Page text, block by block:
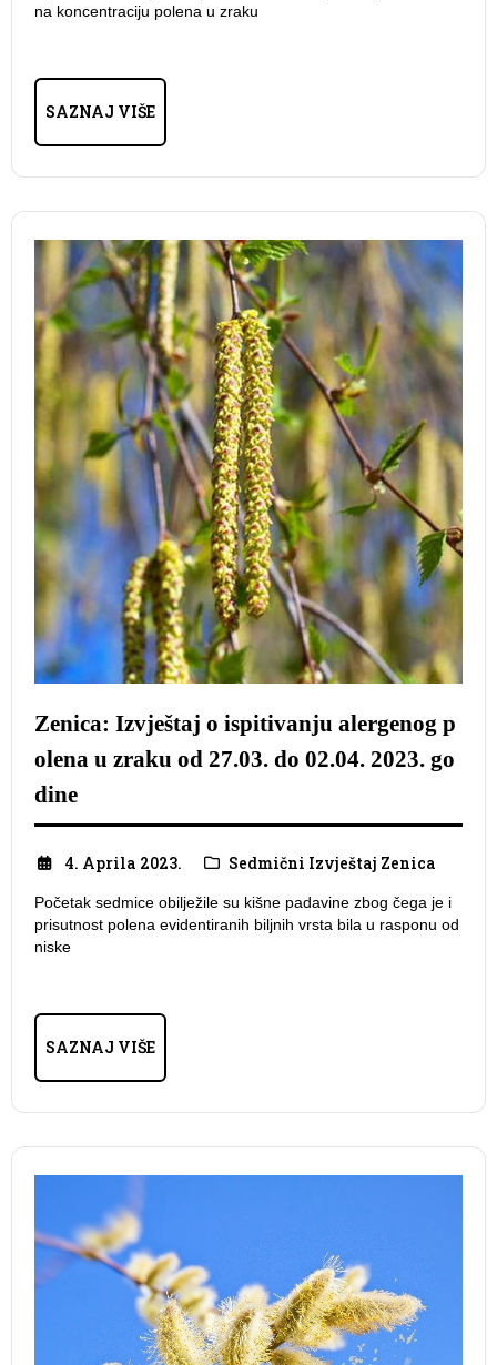
na koncentraciju polena u zraku
SAZNAJ VIŠE
Zenica: Izvještaj o ispitivanju alergenog p
olena u zraku od 27.03. do 02.04. 2023. go
dine
4. Aprila 2023. Sedmični Izvještaj Zenica
Početak sedmice obilježile su kišne padavine zbog čega je i
prisutnost polena evidentiranih biljnih vrsta bila u rasponu od
niske
SAZNAJ VIŠE